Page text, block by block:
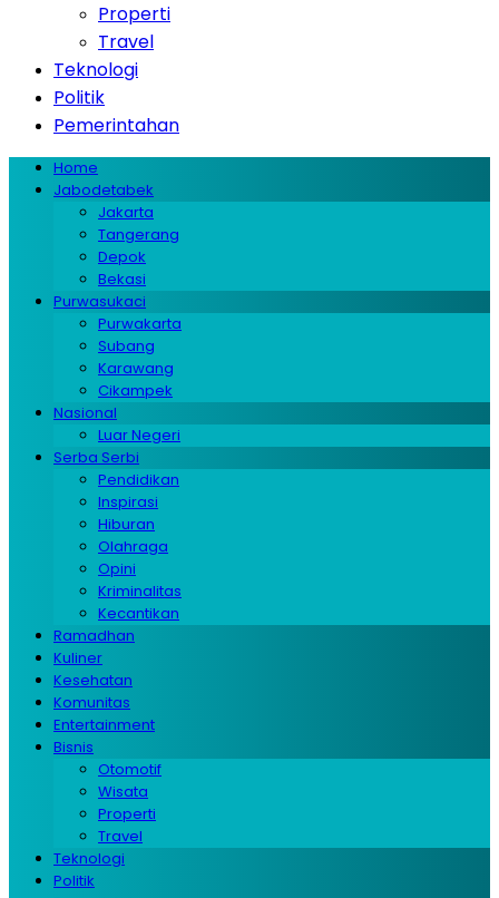
Properti
Travel
Teknologi
Politik
Pemerintahan
Home
Jabodetabek
Jakarta
Tangerang
Depok
Bekasi
Purwasukaci
Purwakarta
Subang
Karawang
Cikampek
Nasional
Luar Negeri
Serba Serbi
Pendidikan
Inspirasi
Hiburan
Olahraga
Opini
Kriminalitas
Kecantikan
Ramadhan
Kuliner
Kesehatan
Komunitas
Entertainment
Bisnis
Otomotif
Wisata
Properti
Travel
Teknologi
Politik